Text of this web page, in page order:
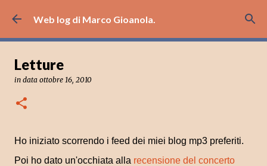
Passa ai contenuti principali
Web log di Marco Gioanola.
Letture
in data ottobre 16, 2010
Ho iniziato scorrendo i feed dei miei blog mp3 preferiti.
Poi ho dato un'occhiata alla recensione del concerto